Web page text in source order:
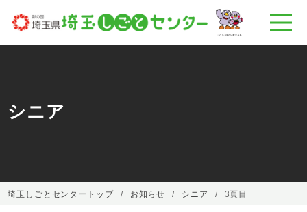
シニア
埼玉しごとセンタートップ お知らせ シニア 3頁目